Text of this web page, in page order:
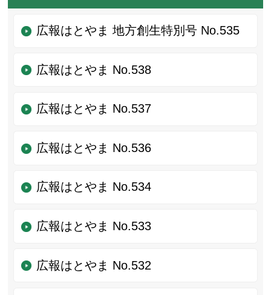
広報はとやま 地方創生特別号 No.535
広報はとやま No.538
広報はとやま No.537
広報はとやま No.536
広報はとやま No.534
広報はとやま No.533
広報はとやま No.532